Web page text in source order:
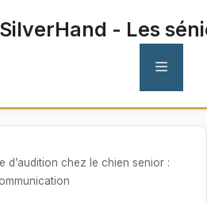
SilverHand - Les
MENU
d’audition chez le chien senior :